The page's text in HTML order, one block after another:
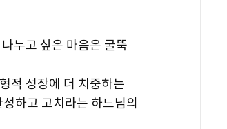
누고 싶은 마음은 굴뚝
적 성장에 더 치중하는
하고 고치라는 하느님의